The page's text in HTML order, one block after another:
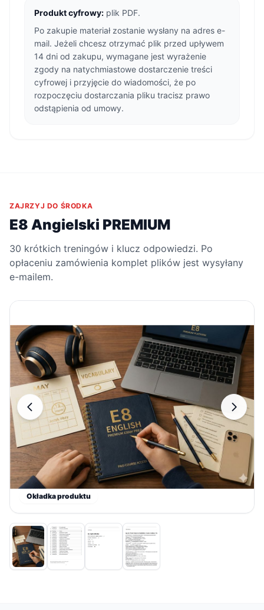
Produkt cyfrowy: plik PDF.
Po zakupie materiał zostanie wysłany na adres e-
mail. Jeżeli chcesz otrzymać plik przed upływem
14 dni od zakupu, wymagane jest wyrażenie
zgody na natychmiastowe dostarczenie treści
cyfrowej i przyjęcie do wiadomości, że po
rozpoczęciu dostarczania pliku tracisz prawo
odstąpienia od umowy.
ZAJRZYJ DO ŚRODKA
E8 Angielski PREMIUM
30 krótkich treningów i klucz odpowiedzi. Po
opłaceniu zamówienia komplet plików jest wysyłany
e-mailem.
Powiększ aktualne zdjęcie
Okładka produktu